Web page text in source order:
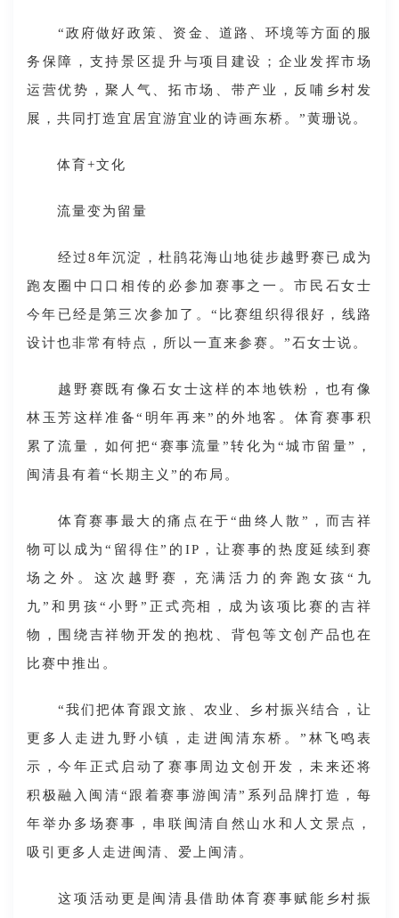
“政府做好政策、资金、道路、环境等方面的服
务保障，支持景区提升与项目建设；企业发挥市场
运营优势，聚人气、拓市场、带产业，反哺乡村发
展，共同打造宜居宜游宜业的诗画东桥。”黄珊说。
体育+文化
流量变为留量
经过8年沉淀，杜鹃花海山地徒步越野赛已成为
跑友圈中口口相传的必参加赛事之一。市民石女士
今年已经是第三次参加了。“比赛组织得很好，线路
设计也非常有特点，所以一直来参赛。”石女士说。
越野赛既有像石女士这样的本地铁粉，也有像
林玉芳这样准备“明年再来”的外地客。体育赛事积
累了流量，如何把“赛事流量”转化为“城市留量”，
闽清县有着“长期主义”的布局。
体育赛事最大的痛点在于“曲终人散”，而吉祥
物可以成为“留得住”的IP，让赛事的热度延续到赛
场之外。这次越野赛，充满活力的奔跑女孩“九
九”和男孩“小野”正式亮相，成为该项比赛的吉祥
物，围绕吉祥物开发的抱枕、背包等文创产品也在
比赛中推出。
“我们把体育跟文旅、农业、乡村振兴结合，让
更多人走进九野小镇，走进闽清东桥。”林飞鸣表
示，今年正式启动了赛事周边文创开发，未来还将
积极融入闽清“跟着赛事游闽清”系列品牌打造，每
年举办多场赛事，串联闽清自然山水和人文景点，
吸引更多人走进闽清、爱上闽清。
这项活动更是闽清县借助体育赛事赋能乡村振